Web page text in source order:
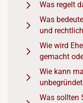
Was regelt
Was
und
Wie wird
gemacht
Wie kann
Was sollten